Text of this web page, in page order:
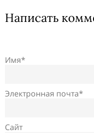
Написать
Имя*
Электронная почта*
Сайт